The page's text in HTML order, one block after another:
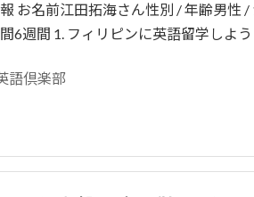
お名前江田拓海さん性別 / 年齢男性
6週間 1. フィリピンに英語留学しよ
語倶楽部